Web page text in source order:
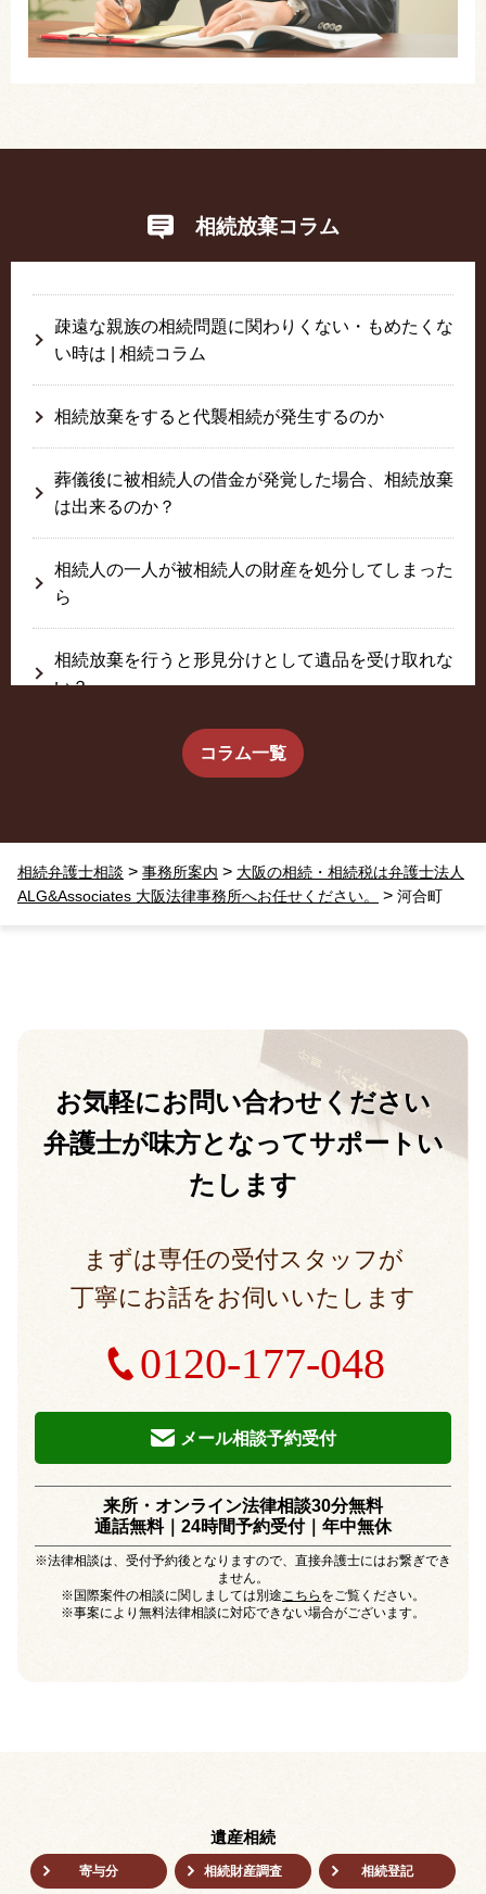
相続放棄コラム
疎遠な親族の相続問題に関わりくない・もめたくな
い時は | 相続コラム
相続放棄をすると代襲相続が発生するのか
葬儀後に被相続人の借金が発覚した場合、相続放棄
は出来るのか？
相続人の一人が被相続人の財産を処分してしまった
ら
相続放棄を行うと形見分けとして遺品を受け取れな
い？
生前に相続放棄すると約束した念書は有効か？
相続放棄した結果、思い出の詰まったこの家から追
い出されました。
コラム一覧
相続弁護士相談 > 事務所案内 > 大阪の相続・相続税は弁護士法人
ALG&Associates 大阪法律事務所へお任せください。
> 河合町
お気軽にお問い合わせください
弁護士が味方となってサポートい
たします
まずは専任の受付スタッフが
丁寧にお話をお伺いいたします
0120-177-048
メール相談予約受付
来所・オンライン法律相談30分無料
通話無料｜24時間予約受付｜年中無休
※法律相談は、受付予約後となりますので、直接弁護士にはお繋ぎでき
ません。
※国際案件の相談に関しましては別途こちら をご覧ください。
※事案により無料法律相談に対応できない場合がございます。
遺産相続
寄与分 相続財産調査 相続登記